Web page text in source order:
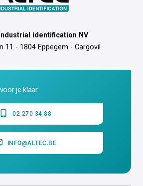
identification NV
11 - 1804 Eppegem - Cargovil
je klaar
02 270 34 88
INFO@ALTEC.BE